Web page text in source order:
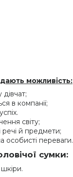
можливість:
в компанії;
світу;
речі й предмети;
особисті переваги.
сумки: